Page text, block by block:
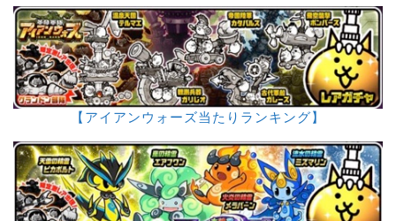
【アイアンウォーズ当たりランキング】